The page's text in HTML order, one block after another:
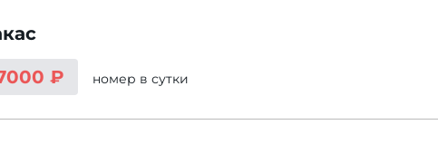
₽
номер в сутки